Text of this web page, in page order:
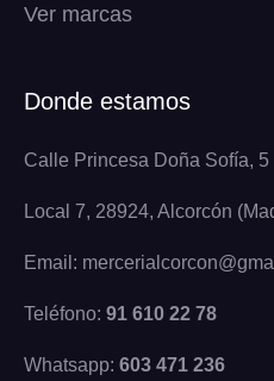
Ver marcas
Donde estamos
Calle Princesa Doña Sofía, 5
Local 7, 28924, Alcorcón
Email:
Teléfono: 91 610 22 78
Whatsapp: 603 471 236